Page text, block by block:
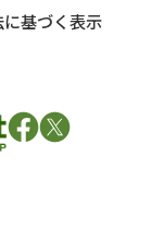
基づく表示